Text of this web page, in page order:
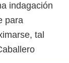
indagación
para
tal